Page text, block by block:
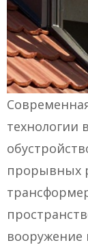
технологии
прорывных